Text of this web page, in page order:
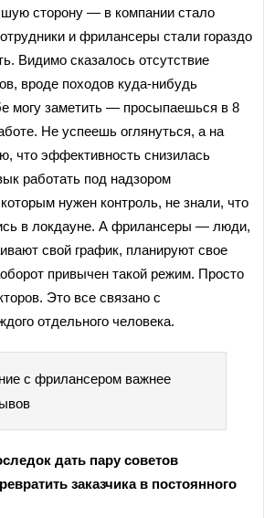
сторону — в компании стало
и фрилансеры стали гораздо
Видимо сказалось отсутствие
вроде походов куда-нибудь
могу заметить — просыпаешься в 8
Не успеешь оглянуться, а на
что эффективность снизилась
работать под надзором
нужен контроль, не знали, что
в локдауне. А фрилансеры — люди,
свой график, планируют свое
привычен такой режим. Просто
Это все связано с
отдельного человека.
с фрилансером важнее
дать пару советов
заказчика в постоянного